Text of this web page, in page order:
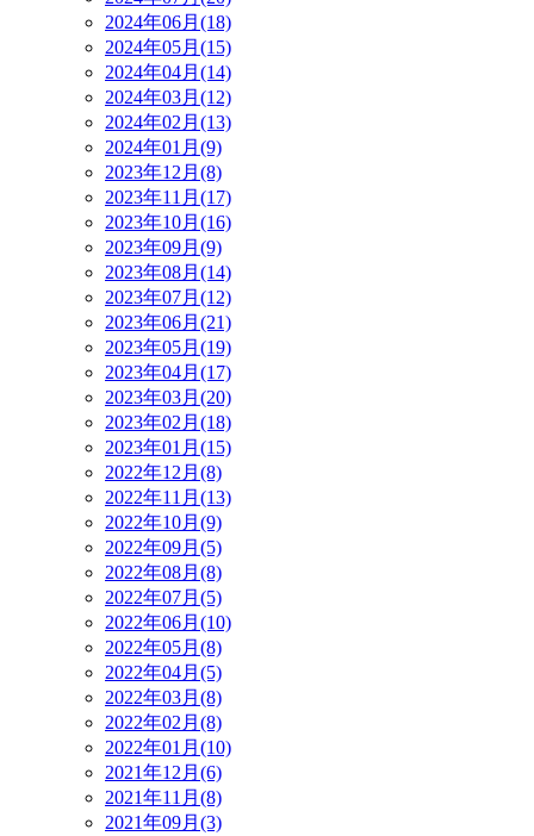
2024年06月(18)
2024年05月(15)
2024年04月(14)
2024年03月(12)
2024年02月(13)
2024年01月(9)
2023年12月(8)
2023年11月(17)
2023年10月(16)
2023年09月(9)
2023年08月(14)
2023年07月(12)
2023年06月(21)
2023年05月(19)
2023年04月(17)
2023年03月(20)
2023年02月(18)
2023年01月(15)
2022年12月(8)
2022年11月(13)
2022年10月(9)
2022年09月(5)
2022年08月(8)
2022年07月(5)
2022年06月(10)
2022年05月(8)
2022年04月(5)
2022年03月(8)
2022年02月(8)
2022年01月(10)
2021年12月(6)
2021年11月(8)
2021年09月(3)